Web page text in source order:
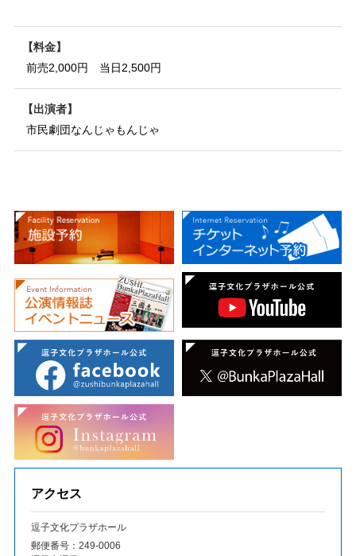
料金
前売2,000円 当日2,500円
出演者
市民劇団なんじゃもんじゃ
アクセス
逗子文化プラザホール
郵便番号：249‐0006